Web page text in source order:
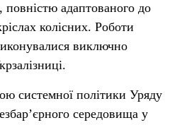
повністю адаптованого до
колісних. Роботи
виключно
системної політики Уряду
середовища у